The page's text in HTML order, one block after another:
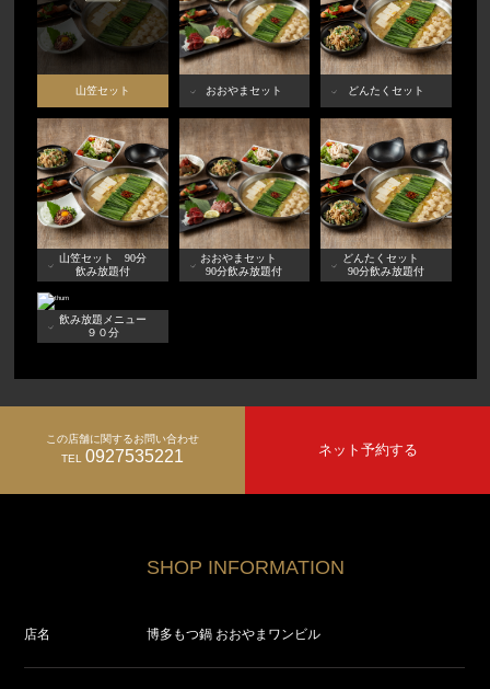
山笠セット おおやまセット どんたくセット
山笠セット 90分
飲み放題付
おおやまセット
90分飲み放題付
どんたくセット
90分飲み放題付
飲み放題メニュー
９０分
この店舗に関するお問い合わせ
TEL 0927535221 ネット予約する
SHOP INFORMATION
店名 博多もつ鍋 おおやまワンビル